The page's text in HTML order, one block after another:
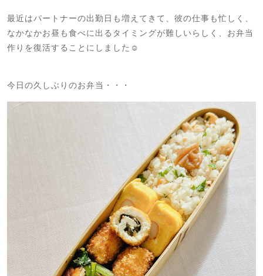
最近はパートナーの出勤日も増えてきて、彼の仕事も忙しく、
なかなかお昼も食べに出るタイミングが難しいらしく、お弁当
作りを復活することにしました☺️
今日の久しぶりのお弁当・・・